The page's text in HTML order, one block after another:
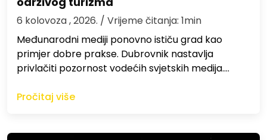
6 kolovoza , 2026. / Vrijeme čitanja: 1min
Međunarodni mediji ponovno ističu grad kao
primjer dobre prakse. Dubrovnik nastavlja
privlačiti pozornost vodećih svjetskih medija.…
Pročitaj više